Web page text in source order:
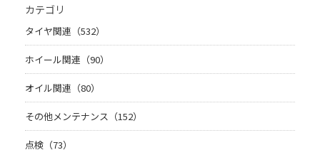
カテゴリ
タイヤ関連（532）
ホイール関連（90）
オイル関連（80）
その他メンテナンス（152）
点検（73）